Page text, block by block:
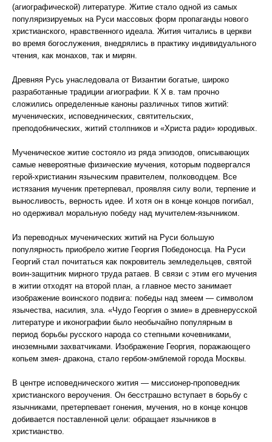
(агиографической) литературе. Житие стало одной из самых
популяризируемых на Руси массовых форм пропаганды нового
христианского, нравственного идеала. Жития читались в церкви
во время богослужения, внедрялись в практику индивидуального
чтения, как монахов, так и мирян.
Древняя Русь унаследовала от Византии богатые, широко
разработанные традиции агиографии. К X в. там прочно
сложились определенные каноны различных типов житий:
мученических, исповеднических, святительских,
преподобнических, житий столпников и «Христа ради» юродивых.
Мученическое житие состояло из ряда эпизодов, описывающих
самые невероятные физические мучения, которым подвергался
герой-христианин языческим правителем, полководцем. Все
истязания мученик претерпевал, проявляя силу воли, терпение и
выносливость, верность идее. И хотя он в конце концов погибал,
но одерживал моральную победу над мучителем-язычником.
Из переводных мученических житий на Руси большую
популярность приобрело житие Георгия Победоносца. На Руси
Георгий стал почитаться как покровитель земледельцев, святой
воин-защитник мирного труда ратаев. В связи с этим его мучения
в житии отходят на второй план, а главное место занимает
изображение воинского подвига: победы над змеем — символом
язычества, насилия, зла. «Чудо Георгия о змие» в древнерусской
литературе и иконографии было необычайно популярным в
период борьбы русского народа со степными кочевниками,
иноземными захватчиками. Изображение Георгия, поражающего
копьем змея- дракона, стало гербом-эмблемой города Москвы.
В центре исповеднического жития — миссионер-проповедник
христианского вероучения. Он бесстрашно вступает в борьбу с
язычниками, претерпевает гонения, мучения, но в конце концов
добивается поставленной цели: обращает язычников в
христианство.